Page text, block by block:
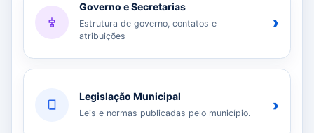
Governo e Secretarias
Estrutura de governo, contatos e
atribuições
›
Legislação Municipal
Leis e normas publicadas pelo município. ›